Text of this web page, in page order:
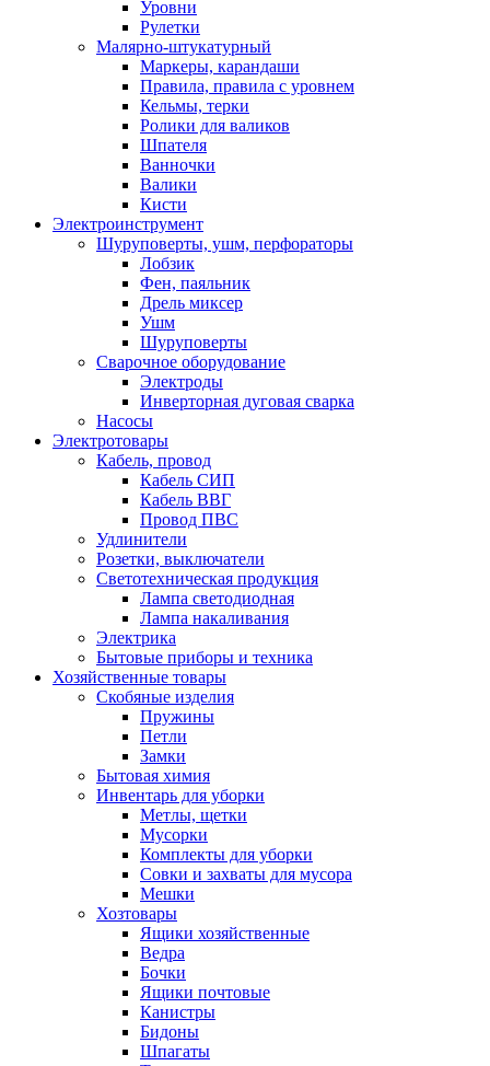
Уровни
Рулетки
Малярно-штукатурный
Маркеры, карандаши
Правила, правила с уровнем
Кельмы, терки
Ролики для валиков
Шпателя
Ванночки
Валики
Кисти
Электроинструмент
Шуруповерты, ушм, перфораторы
Лобзик
Фен, паяльник
Дрель миксер
Ушм
Шуруповерты
Сварочное оборудование
Электроды
Инверторная дуговая сварка
Насосы
Электротовары
Кабель, провод
Кабель СИП
Кабель ВВГ
Провод ПВС
Удлинители
Розетки, выключатели
Cветотехническая продукция
Лампа светодиодная
Лампа накаливания
Электрика
Бытовые приборы и техника
Хозяйственные товары
Скобяные изделия
Пружины
Петли
Замки
Бытовая химия
Инвентарь для уборки
Метлы, щетки
Мусорки
Комплекты для уборки
Совки и захваты для мусора
Мешки
Хозтовары
Ящики хозяйственные
Ведра
Бочки
Ящики почтовые
Канистры
Бидоны
Шпагаты